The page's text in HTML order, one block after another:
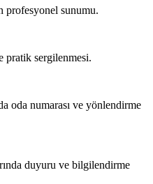
profesyonel sunumu.
pratik sergilenmesi.
oda numarası ve yönlendirme
duyuru ve bilgilendirme